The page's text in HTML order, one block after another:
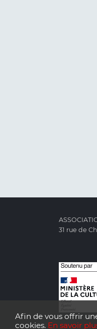
Afin de vous offrir
cookies. En savoir
31 rue de